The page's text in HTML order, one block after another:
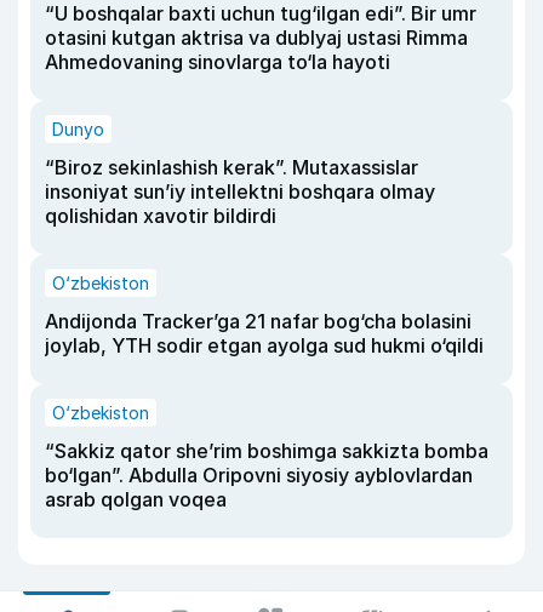
“U boshqalar baxti uchun tug‘ilgan edi”. Bir umr
otasini kutgan aktrisa va dublyaj ustasi Rimma
Ahmedovaning sinovlarga to‘la hayoti
Dunyo
“Biroz sekinlashish kerak”. Mutaxassislar
insoniyat sun’iy intellektni boshqara olmay
qolishidan xavotir bildirdi
O‘zbekiston
Andijonda Tracker’ga 21 nafar bog‘cha bolasini
joylab, YTH sodir etgan ayolga sud hukmi o‘qildi
O‘zbekiston
“Sakkiz qator she’rim boshimga sakkizta bomba
bo‘lgan”. Abdulla Oripovni siyosiy ayblovlardan
asrab qolgan voqea